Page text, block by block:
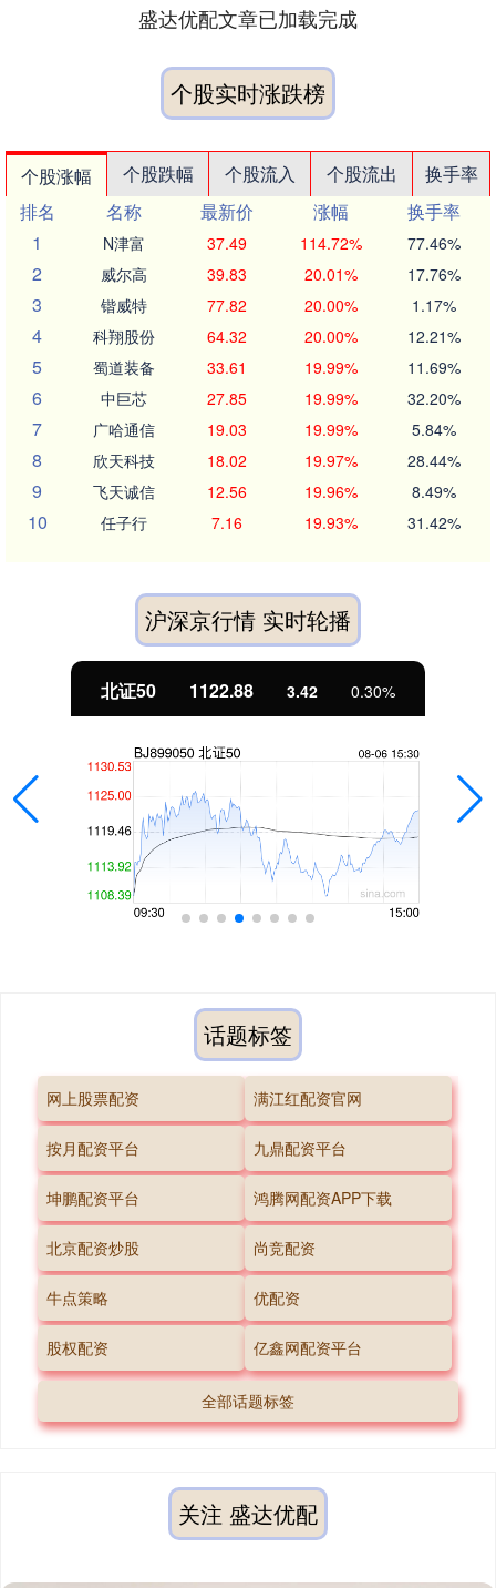
盛达优配文章已加载完成
个股实时涨跌榜
个股涨幅 个股跌幅 个股流入 个股流出
换手率
排名
名称 最新价 涨幅
换手率
1
N津富 37.49 114.72% 77.46%
2 威尔高 39.83 20.01% 17.76%
3 锴威特 77.82 20.00% 1.17%
4 科翔股份 64.32 20.00% 12.21%
5 蜀道装备 33.61 19.99% 11.69%
6 中巨芯 27.85 19.99% 32.20%
7 广哈通信 19.03 19.99% 5.84%
8 欣天科技 18.02 19.97% 28.44%
9 飞天诚信 12.56 19.96% 8.49%
10 任子行 7.16 19.93% 31.42%
沪深京行情 实时轮播
北证50 1122.88 3.42 0.30%
话题标签
网上股票配资 满江红配资官网
按月配资平台 九鼎配资平台
坤鹏配资平台 鸿腾网配资APP下载
北京配资炒股 尚竞配资
牛点策略 优配资
股权配资 亿鑫网配资平台
全部话题标签
关注 盛达优配